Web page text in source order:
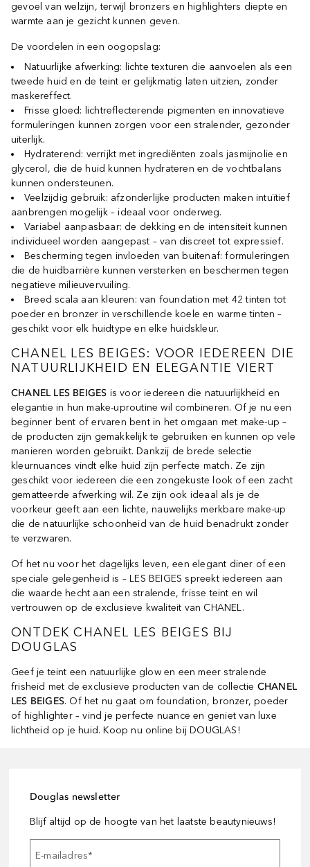
gevoel van welzijn, terwijl bronzers en highlighters diepte en
warmte aan je gezicht kunnen geven.
De voordelen in een oogopslag:
Natuurlijke afwerking: lichte texturen die aanvoelen als een
tweede huid en de teint er gelijkmatig laten uitzien, zonder
maskereffect.
Frisse gloed: lichtreflecterende pigmenten en innovatieve
formuleringen kunnen zorgen voor een stralender, gezonder
uiterlijk.
Hydraterend: verrijkt met ingrediënten zoals jasmijnolie en
glycerol, die de huid kunnen hydrateren en de vochtbalans
kunnen ondersteunen.
Veelzijdig gebruik: afzonderlijke producten maken intuïtief
aanbrengen mogelijk – ideaal voor onderweg.
Variabel aanpasbaar: de dekking en de intensiteit kunnen
individueel worden aangepast – van discreet tot expressief.
Bescherming tegen invloeden van buitenaf: formuleringen
die de huidbarrière kunnen versterken en beschermen tegen
negatieve milieuvervuiling.
Breed scala aan kleuren: van foundation met 42 tinten tot
poeder en bronzer in verschillende koele en warme tinten –
geschikt voor elk huidtype en elke huidskleur.
CHANEL LES BEIGES: VOOR IEDEREEN DIE
NATUURLIJKHEID EN ELEGANTIE VIERT
CHANEL LES BEIGES is voor iedereen die natuurlijkheid en
elegantie in hun make-uproutine wil combineren. Of je nu een
beginner bent of ervaren bent in het omgaan met make-up –
de producten zijn gemakkelijk te gebruiken en kunnen op vele
manieren worden gebruikt. Dankzij de brede selectie
kleurnuances vindt elke huid zijn perfecte match. Ze zijn
geschikt voor iedereen die een zongekuste look of een zacht
gematteerde afwerking wil. Ze zijn ook ideaal als je de
voorkeur geeft aan een lichte, nauwelijks merkbare make-up
die de natuurlijke schoonheid van de huid benadrukt zonder
te verzwaren.
Of het nu voor het dagelijks leven, een elegant diner of een
speciale gelegenheid is – LES BEIGES spreekt iedereen aan
die waarde hecht aan een stralende, frisse teint en wil
vertrouwen op de exclusieve kwaliteit van CHANEL.
ONTDEK CHANEL LES BEIGES BIJ
DOUGLAS
Geef je teint een natuurlijke glow en een meer stralende
frisheid met de exclusieve producten van de collectie CHANEL
LES BEIGES. Of het nu gaat om foundation, bronzer, poeder
of highlighter – vind je perfecte nuance en geniet van luxe
lichtheid op je huid. Koop nu online bij DOUGLAS!
Douglas newsletter
Blijf altijd op de hoogte van het laatste beautynieuws!
E-mailadres*